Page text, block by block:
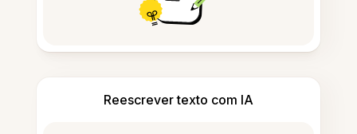
Reescrever texto com IA